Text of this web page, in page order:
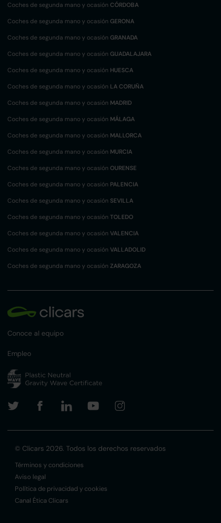
Coches de segunda mano y ocasión CÓRDOBA
Coches de segunda mano y ocasión GERONA
Coches de segunda mano y ocasión GRANADA
Coches de segunda mano y ocasión GUADALAJARA
Coches de segunda mano y ocasión HUESCA
Coches de segunda mano y ocasión LA CORUÑA
Coches de segunda mano y ocasión MADRID
Coches de segunda mano y ocasión MÁLAGA
Coches de segunda mano y ocasión MALLORCA
Coches de segunda mano y ocasión MURCIA
Coches de segunda mano y ocasión OURENSE
Coches de segunda mano y ocasión PALENCIA
Coches de segunda mano y ocasión SEVILLA
Coches de segunda mano y ocasión TOLEDO
Coches de segunda mano y ocasión VALENCIA
Coches de segunda mano y ocasión VALLADOLID
Coches de segunda mano y ocasión ZARAGOZA
Conoce al equipo
Empleo
© Clicars 2026. Todos los derechos reservados
Términos y condiciones
Aviso legal
Política de privacidad y cookies
Canal Ética Clicars